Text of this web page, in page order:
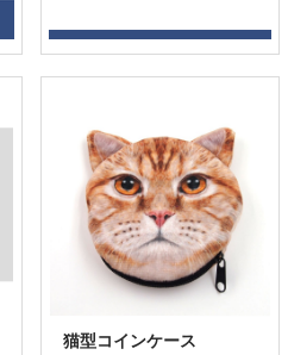
猫型コインケース